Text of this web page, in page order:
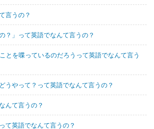
言うの？
？」って英語でなんて言うの？
とを喋っているのだろうって英語でなんて言う
うやって？って英語でなんて言うの？
んて言うの？
て英語でなんて言うの？